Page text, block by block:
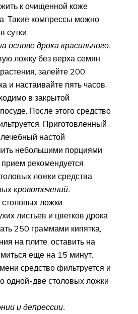
к очищенной коже
Такие компрессы можно
сутки.
основе дрока красильного.
ложку без верха семян
залейте 200
и настаивайте пять часов.
в закрытой
После этого средство
Приготовленный
настой
небольшими порциями
рекомендуется
ложки средства.
кровотечений.
ложки
листьев и цветков дрока
250 граммами кипятка,
на плите, оставить на
еще на 15 минут.
средство фильтруется и
одной-две столовых ложки
и депрессии.